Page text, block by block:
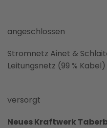
ca. 440
angeschlossen
Stromnetz Ainet &
Leitungsnetz (99 % Kabel)
Ca. 450
versorgt
Neues Kraftwerk